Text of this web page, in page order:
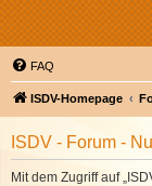
FAQ
ISDV-Homepage
ISDV - Forum -
Mit dem Zugriff auf